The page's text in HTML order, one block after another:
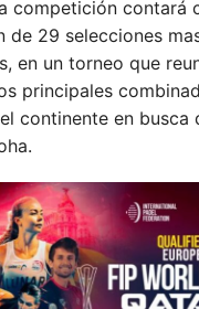
competición contará
de 29 selecciones
en un torneo que
principales
continente en busca